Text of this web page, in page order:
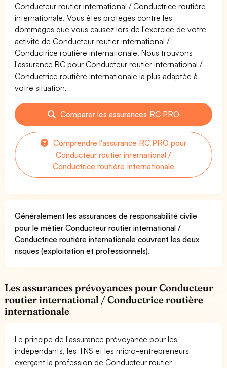
Conducteur routier international / Conductrice routière
internationale. Vous êtes protégés contre les
dommages que vous causez lors de l'exercice de votre
activité de Conducteur routier international /
Conductrice routière internationale. Nous trouvons
l'assurance RC pour Conducteur routier international /
Conductrice routière internationale la plus adaptée à
votre situation.
Comparer les assurances RC PRO
Comprendre l'assurance RC PRO pour
Conducteur routier international /
Conductrice routière internationale
Généralement les assurances de responsabilité civile
pour le métier Conducteur routier international /
Conductrice routière internationale couvrent les deux
risques (exploitation et professionnels).
Les assurances prévoyances pour Conducteur
routier international / Conductrice routière
internationale
Le principe de l'assurance prévoyance pour les
indépendants, les TNS et les micro-entrepreneurs
exerçant la profession de Conducteur routier